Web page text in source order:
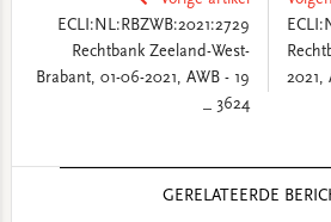
ECLI:NL:RBZWB:2021:2729
Rechtbank Zeeland-West-
Brabant, 01-06-2021, AWB - 19
_ 3624
2021,
GERELATEERDE